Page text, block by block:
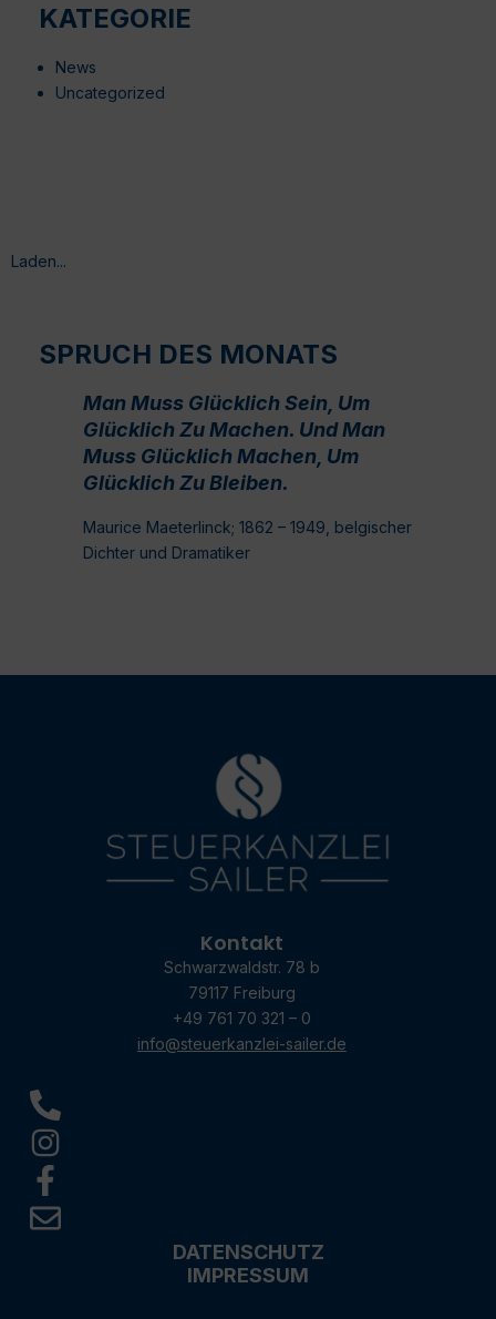
KATEGORIE
News
Uncategorized
Laden...
SPRUCH DES MONATS
Man Muss Glücklich Sein, Um
Glücklich Zu Machen. Und Man
Muss Glücklich Machen, Um
Glücklich Zu Bleiben.
Maurice Maeterlinck; 1862 – 1949, belgischer
Dichter und Dramatiker
Kontakt
Schwarzwaldstr. 78 b
79117 Freiburg
+49 761 70 321 – 0
info@steuerkanzlei-sailer.de
DATENSCHUTZ
IMPRESSUM